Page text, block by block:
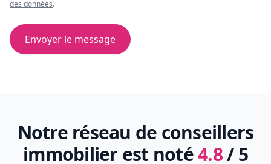
des données.
Envoyer le message
Notre réseau de conseillers
immobilier est noté4.8/ 5